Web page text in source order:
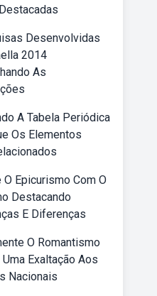
Desenvolvidas
2014
As
A Tabela Periódica
Os Elementos
O Epicurismo Com O
Destacando
E Diferenças
O Romantismo
Exaltação Aos
Nacionais